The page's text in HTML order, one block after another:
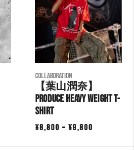
COLLABORATION
【葉山潤奈】
Produce Heavy Weight T-
Shirt
¥8,800 – ¥9,800